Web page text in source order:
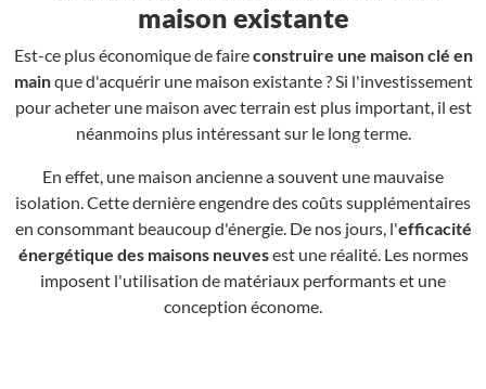
maison existante
Est-ce plus économique de faireconstruire une maison clé en
mainque d'acquérir une maison existante ? Si l'investissement
pour acheter une maison avec terrain est plus important, il est
néanmoins plus intéressant sur le long terme.
En effet, une maison ancienne a souvent une mauvaise
isolation. Cette dernière engendre des coûts supplémentaires
en consommant beaucoup d'énergie. De nos jours, l'efficacité
énergétique des maisons neuvesest une réalité. Les normes
imposent l'utilisation de matériaux performants et une
conception économe.